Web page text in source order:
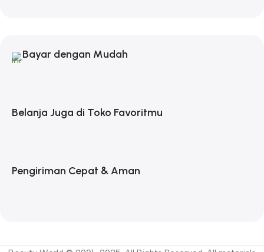
Bayar dengan Mudah
Belanja Juga di Toko Favoritmu
Pengiriman Cepat & Aman